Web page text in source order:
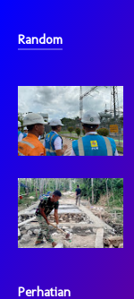
Random
Perhatian